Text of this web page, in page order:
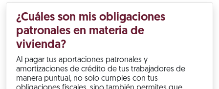
¿Cuáles son mis obligaciones
patronales en materia de
vivienda?
Al pagar tus aportaciones patronales y
amortizaciones de crédito de tus trabajadores de
manera puntual, no solo cumples con tus